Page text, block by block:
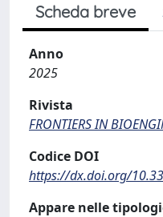
Scheda breve
Anno
2025
Rivista
FRONTIERS IN
Codice DOI
https://dx.doi.org/
Appare nelle